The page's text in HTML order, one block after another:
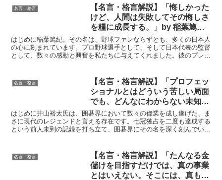
名言・格言
【名言・格言解説】「悔しかった
けど、人間は失敗してその悔しさ
を糧に成長する。」by 稲葉篤紀
の深い意味と得られる教訓
はじめに稲葉篤紀。その名は、野球ファンならずとも、多くの日本人
の心に刻まれています。プロ野球選手として、そして日本代表の監督
として、数々の感動と興奮を私たちに与えてくれました。彼のプレー
名言・格言
【名言・格言解説】「プロフェッ
ショナルとはどういう苦しい局面
でも、どんなにわからない未知の
境に入ってもですね、やっぱり自
分を信じることというか、それに
つきますね。」by 井山裕太の深
はじめに井山裕太氏は、囲碁界において数々の偉業を成し遂げた、ま
さに現代のレジェンドと言える存在です。七冠独占を二度も達成する
という前人未到の記録を打ち立て、囲碁界にその名を深く刻んでいま
名言・格言
【名言・格言解説】「たんなる金
儲けを目指すだけでは、真の事業
とはいえない。そこには、真も善